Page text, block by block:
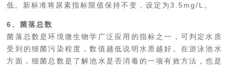
低。新标准将尿素指标限值保持不变，设定为3.5mg/L。
6、菌落总数
菌落总数是环境微生物学广泛应用的指标之一，可判定水质
受到的细菌污染程度，数值越低说明水质越好。在游泳池水
方面，细菌总数是了解池水是否消毒的一项有效方法，也是